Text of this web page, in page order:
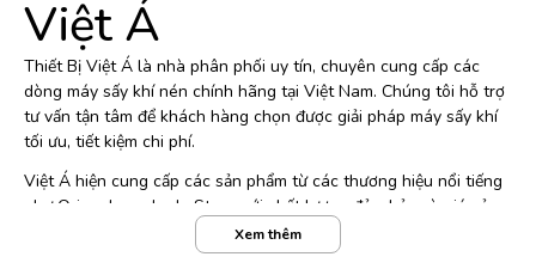
Việt Á
Thiết Bị Việt Á là nhà phân phối uy tín, chuyên cung cấp các
dòng máy sấy khí nén chính hãng tại Việt Nam. Chúng tôi hỗ trợ
tư vấn tận tâm để khách hàng chọn được giải pháp máy sấy khí
tối ưu, tiết kiệm chi phí.
Việt Á hiện cung cấp các sản phẩm từ các thương hiệu nổi tiếng
như Orion, Jmec, Lode Star… với chất lượng đảm bảo và giá cả
cạnh tranh. Đội ngũ kỹ thuật viên chuyên nghiệp của chúng tôi
luôn sẵn sàng hỗ trợ, đảm bảo hệ thống khí nén hoạt động ổn
Xem thêm